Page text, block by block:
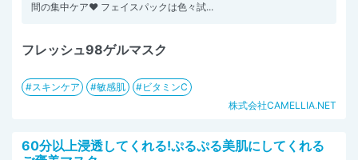
間の集中ケア❤ フェイスパックは色々試...
フレッシュ98ゲルマスク
スキンケア 敏感肌
ビタミンC
株式会社CAMELLIA.NET
60分以上浸透してくれる!ぷるぷる美肌にしてくれる